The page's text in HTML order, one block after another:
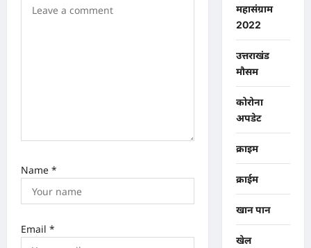
Name *
Email *
महासंग्राम
2022
उत्तराखंड
मौसम
कोरोना
अपडेट
क्राइम
क्राईम
खान पान
खेल